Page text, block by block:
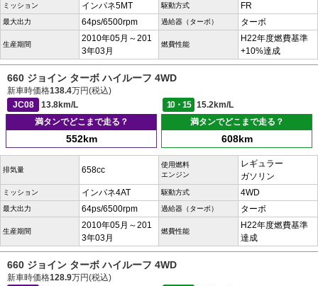
ミッション インパネ5MT 駆動方式 FR
最大出力 64ps/6500rpm 過給器（ターボ） ターボ
生産期間
2010年05月～201
3年03月
燃費性能
H22年度燃費基準
+10%達成
660 ジョイン ターボ ハイルーフ 4WD
新車時価格138.4万円(税込)
JC08
13.8km/L 10・15
15.2km/L
満タンでどこまで走る？
552km
満タンでどこまで走る？
608km
排気量 658cc
使用燃料
エンジン
レギュラー
ガソリン
ミッション インパネ4AT 駆動方式 4WD
最大出力 64ps/6500rpm 過給器（ターボ） ターボ
生産期間
2010年05月～201
3年03月
燃費性能
H22年度燃費基準
達成
660 ジョイン ターボ ハイルーフ 4WD
新車時価格128.9万円(税込)